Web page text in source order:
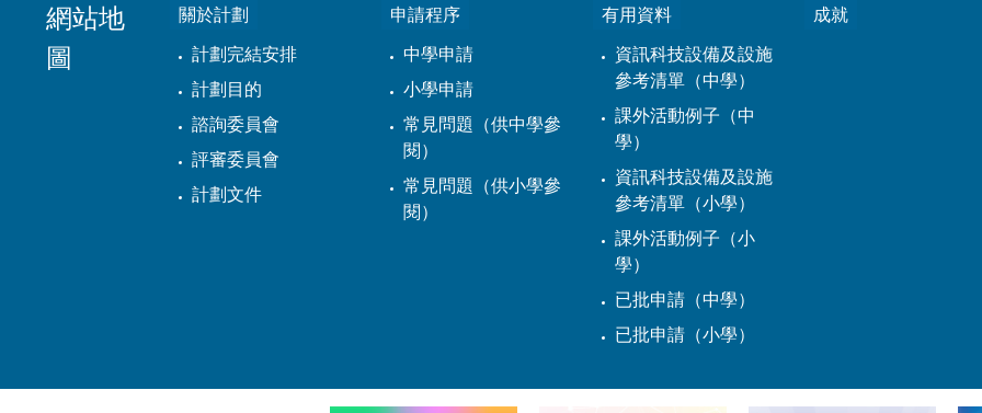
網站地
圖
關於計劃
計劃完結安排
計劃目的
諮詢委員會
評審委員會
計劃文件
申請程序
中學申請
小學申請
常見問題（供中學參
閱）
常見問題（供小學參
閱）
有用資料
資訊科技設備及設施
參考清單（中學）
課外活動例子（中
學）
資訊科技設備及設施
參考清單（小學）
課外活動例子（小
學）
已批申請（中學）
已批申請（小學）
成就